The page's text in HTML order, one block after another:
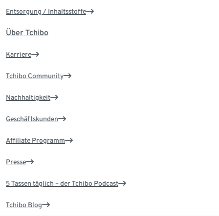
Entsorgung / Inhaltsstoffe
Über Tchibo
Karriere
Tchibo Community
Nachhaltigkeit
Geschäftskunden
Affiliate Programm
Presse
5 Tassen täglich – der Tchibo Podcast
Tchibo Blog